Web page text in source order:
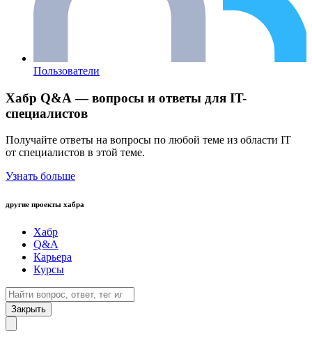
Пользователи
Хабр Q&A — вопросы и ответы для IT-
специалистов
Получайте ответы на вопросы по любой теме из области IT
от специалистов в этой теме.
Узнать больше
другие проекты хабра
Хабр
Q&A
Карьера
Курсы
Закрыть